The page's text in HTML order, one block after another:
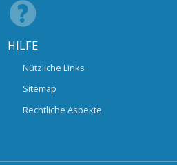
HILFE
Nützliche Links
Sitemap
Rechtliche Aspekte